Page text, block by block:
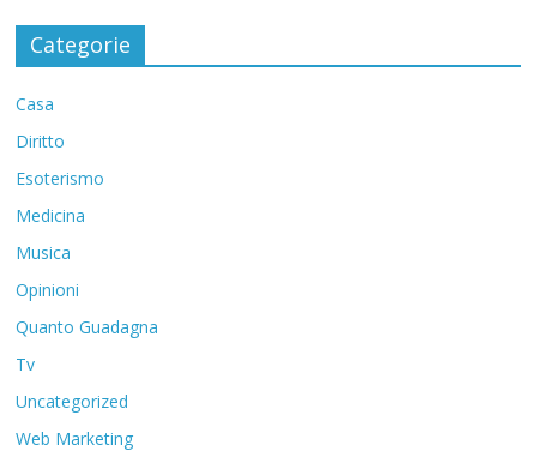
Categorie
Casa
Diritto
Esoterismo
Medicina
Musica
Opinioni
Quanto Guadagna
Tv
Uncategorized
Web Marketing